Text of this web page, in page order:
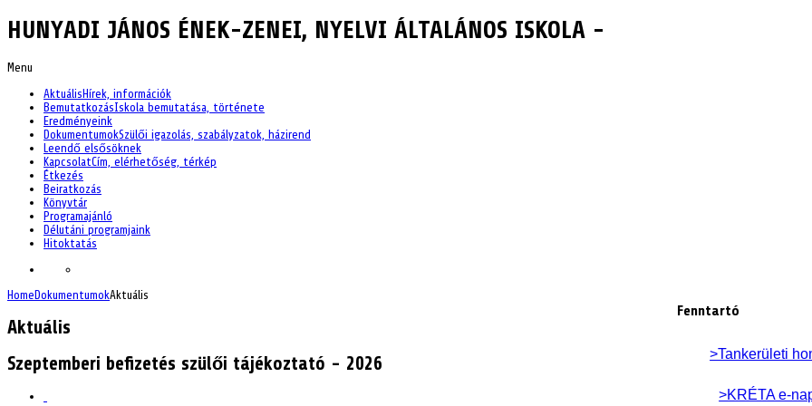
HUNYADI JÁNOS ÉNEK-ZENEI, NYELVI ÁLTALÁNOS ISKOLA -
Menu
Aktuális Hírek, információk
BemutatkozásIskola bemutatása, története
Eredményeink
DokumentumokSzülői igazolás, szabályzatok, házirend
Leendő elsősöknek
KapcsolatCím, elérhetőség, térkép
Étkezés
Beiratkozás
Könyvtár
Programajánló
Délutáni programjaink
Hitoktatás
Home DokumentumokAktuális
Aktuális
Szeptemberi befizetés szülői tájékoztató - 2026
Fenntartó
>Tankerületi
>KRÉTA e-